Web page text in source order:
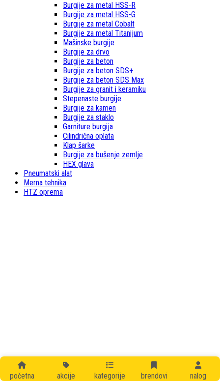
početna akcije kategorije brendovi nalog
Burgije za metal HSS-R
Burgije za metal HSS-G
Burgije za metal Cobalt
Burgije za metal Titanijum
Mašinske burgije
Burgije za drvo
Burgije za beton
Burgije za beton SDS+
Burgije za beton SDS Max
Burgije za granit i keramiku
Stepenaste burgije
Burgije za kamen
Burgije za staklo
Garniture burgija
Cilindrična oplata
Klap šarke
Burgije za bušenje zemlje
HEX glava
Pneumatski alat
Merna tehnika
HTZ oprema